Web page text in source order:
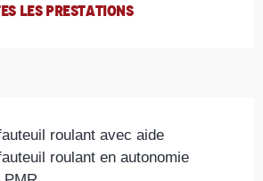
LES PRESTATIONS
roulant avec aide
roulant en autonomie